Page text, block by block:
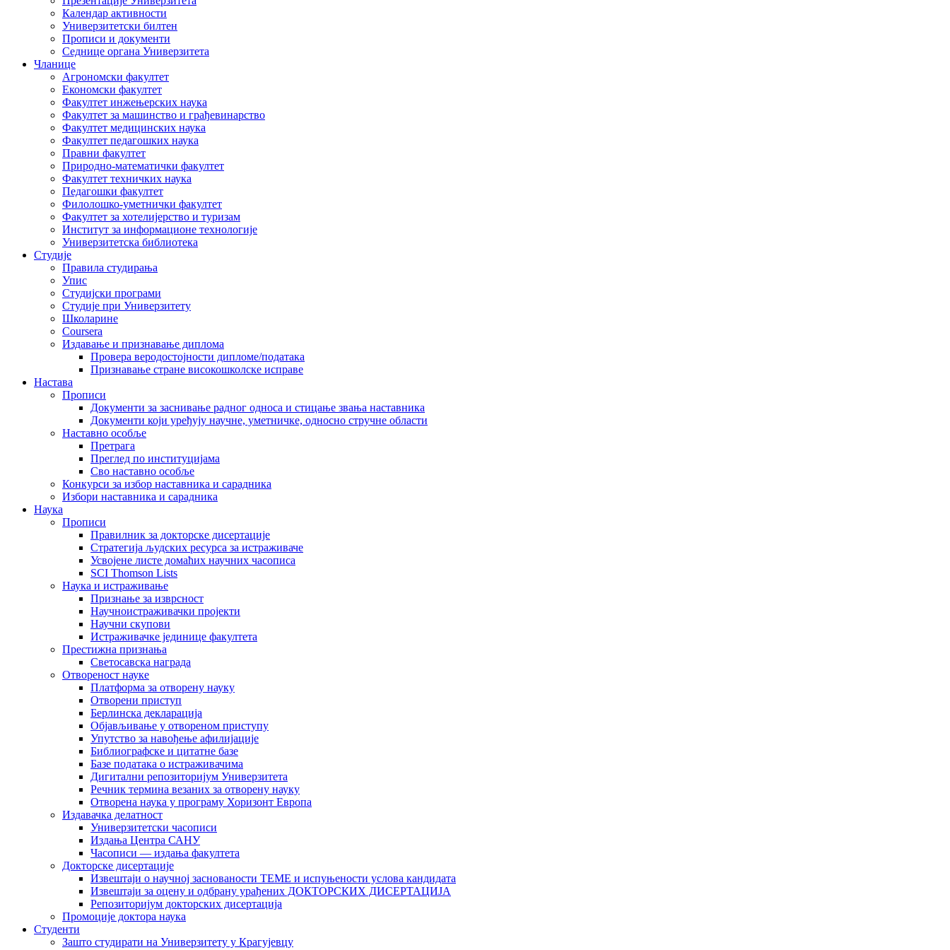
Календар активности
Универзитетски билтен
Прописи и документи
Седнице органа Универзитета
Чланице
Агрономски факултет
Економски факултет
Факултет инжењерских наука
Факултет за машинство и грађевинарство
Факултет медицинских наука
Факултет педагошких наука
Правни факултет
Природно-математички факултет
Факултет техничких наука
Педагошки факултет
Филолошко-уметнички факултет
Факултет за хотелијерство и туризам
Институт за информационе технологије
Универзитетска библиотека
Студије
Правила студирања
Упис
Студијски програми
Студије при Универзитету
Школарине
Coursera
Издавање и признавање диплома
Провера веродостојности дипломе/података
Признавање стране високошколске исправе
Настава
Прописи
Документи за заснивање радног односа и стицање звања наставника
Документи који уређују научне, уметничке, односно стручне области
Наставно особље
Претрага
Преглед по институцијама
Сво наставно особље
Конкурси за избор наставника и сарадника
Избори наставника и сарадника
Наука
Прописи
Правилник за докторске дисертације
Стратегија људских ресурса за истраживаче
Усвојене листе домаћих научних часописа
SCI Thomson Lists
Наука и истраживање
Признање за изврсност
Научноистраживачки пројекти
Научни скупови
Истраживачке јединице факултета
Престижна признања
Светосавска награда
Отвореност науке
Платформа за отворену науку
Отворени приступ
Берлинска декларација
Објављивање у отвореном приступу
Упутство за навођење афилијације
Библиографске и цитатне базе
Базе података о истраживачима
Дигитални репозиторијум Универзитета
Рeчник термина везаних за отворену науку
Отворена наука у програму Хоризонт Европа
Издавачка делатност
Универзитетски часописи
Издања Центра САНУ
Часописи — издања факултета
Докторске дисертације
Извештаји о научној заснованости ТЕМЕ и испуњености услова кандидата
Извештаји за оцену и одбрану урађених ДОКТОРСКИХ ДИСЕРТАЦИЈА
Репозиторијум докторских дисертација
Промоције доктора наука
Студенти
Зашто студирати на Универзитету у Крагујевцу